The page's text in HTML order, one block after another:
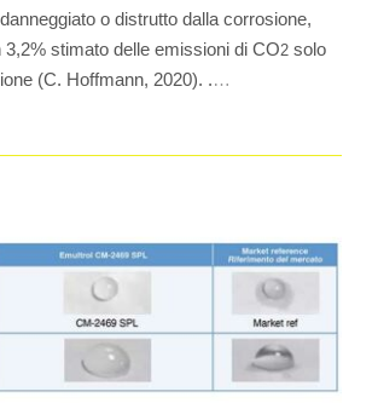
o distrutto dalla corrosione,
3,2% stimato delle emissioni di CO2 solo
(C. Hoffmann, 2020). .…